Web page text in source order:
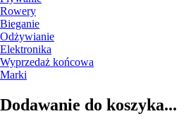
Rowery
Bieganie
Odżywianie
Elektronika
Wyprzedaż końcowa
Marki
Dodawanie do koszyka...